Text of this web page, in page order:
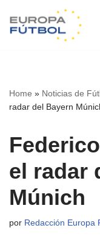
Saltar
Home » Noticias de
radar del Bayern
el radar
Múnich
por Redacción Europa